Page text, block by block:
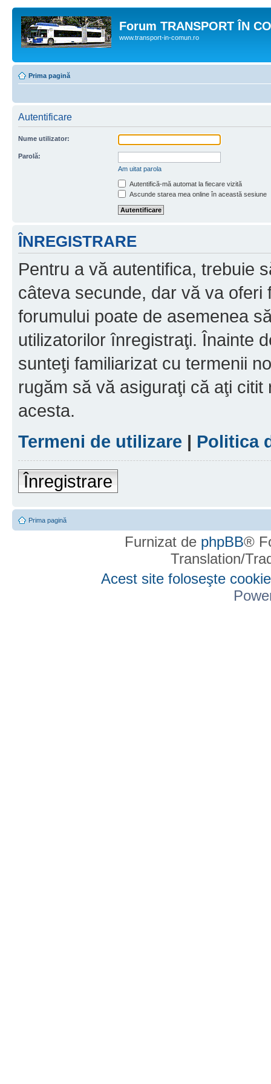
Forum TRANSPORT ÎN
www.transport-in-comun.ro
Prima pagină
Autentificare
Nume utilizator:
Parolă:
Am uitat parola
Autentifică-mă automat la fiecare vizită
Ascunde starea mea online în această sesiune
ÎNREGISTRARE
Pentru a vă autentifica, trebuie
câteva secunde, dar vă va oferi
forumului poate de asemenea
utilizatorilor înregistraţi. Înainte
sunteţi familiarizat cu termenii
rugăm să vă asiguraţi că aţi
acesta.
Termeni de utilizare | Politica
Înregistrare
Prima pagină
Furnizat de phpBB®
Translation/
Acest site foloseşte